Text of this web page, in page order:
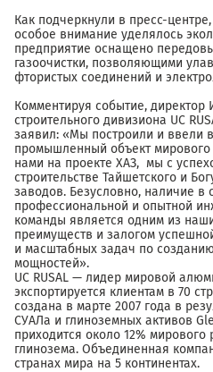
Как подчеркнули в пресс-
особое внимание уделялось
предприятие оснащено
газоочистки, позволяющими
фтористых соединений и
Комментируя событие,
строительного дивизиона UC
заявил: «Мы построили и ввели
промышленный объект
нами на проекте ХАЗ, мы с
строительстве Тайшетского и
заводов. Безусловно, наличие в
профессиональной и опытной
команды является одним из
преимуществ и залогом
и масштабных задач по
мощностей».
UC RUSAL — лидер мировой
экспортируется клиентам в 70
создана в марте 2007 года в
СУАЛа и глиноземных активов
приходится около 12%
глинозема. Объединенная
странах мира на 5 континентах.